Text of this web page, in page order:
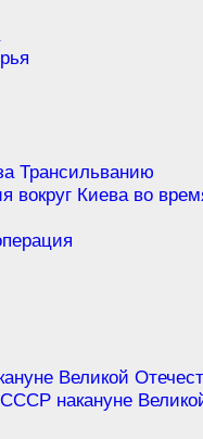
Трансильванию
вокруг Киева во
Великой
накануне